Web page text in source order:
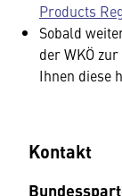
Products
Sobald
der WKÖ
Ihnen diese
Kontakt